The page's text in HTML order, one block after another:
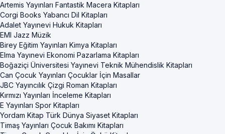
Artemis Yayınları Fantastik Macera Kitapları
Corgi Books Yabancı Dil Kitapları
Adalet Yayınevi Hukuk Kitapları
EMI Jazz Müzik
Birey Eğitim Yayınları Kimya Kitapları
Elma Yayınevi Ekonomi Pazarlama Kitapları
Boğaziçi Üniversitesi Yayınevi Teknik Mühendislik Kitapları
Can Çocuk Yayınları Çocuklar İçin Masallar
JBC Yayıncılık Çizgi Roman Kitapları
Kırmızı Yayınları İnceleme Kitapları
E Yayınları Spor Kitapları
Yordam Kitap Türk Dünya Siyaset Kitapları
Timaş Yayınları Çocuk Bakımı Kitapları